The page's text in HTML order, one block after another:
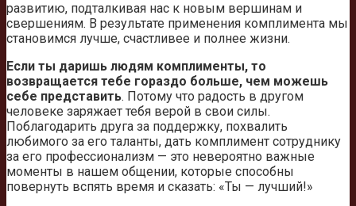
развитию, подталкивая нас к новым вершинам и
свершениям. В результате применения комплимента мы
становимся лучше, счастливее и полнее жизни.
Если ты даришь людям комплименты, то
возвращается тебе гораздо больше, чем можешь
себе представить. Потому что радость в другом
человеке заряжает тебя верой в свои силы.
Поблагодарить друга за поддержку, похвалить
любимого за его таланты, дать комплимент сотруднику
за его профессионализм — это невероятно важные
моменты в нашем общении, которые способны
повернуть вспять время и сказать: «Ты — лучший!»